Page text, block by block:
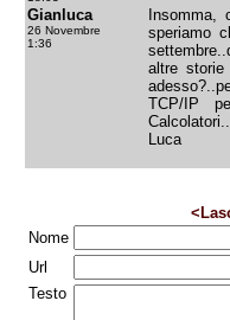
Gianluca
26 Novembre
1:36
speriamo
altre
TCP/IP
Luca
Nome
Url
Testo